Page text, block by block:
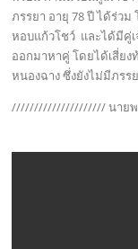
ภรรยา อายุ 78 ปี ได้ร่ว
หอบแก้วโชว์ และได้มีคู่เ
ออกมาหาคู่ โดยได้เสี่ย
หนองฉาง ซึ่งยังไม่มีภรร
///////////////////// นายพ